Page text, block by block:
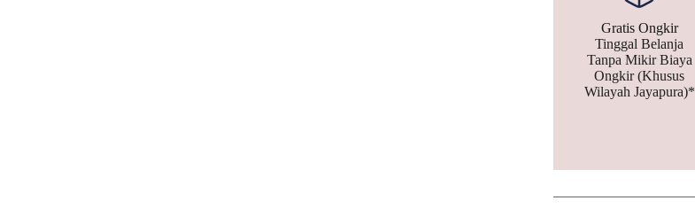
Gratis Ongkir
Tinggal Belanja
Tanpa Mikir Biaya
Ongkir (Khusus
Wilayah Jayapura)*